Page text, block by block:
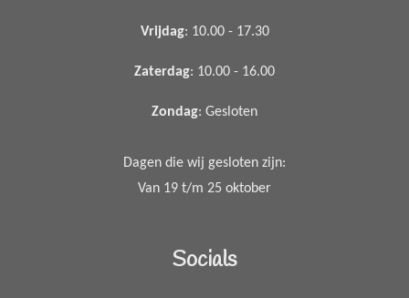
Vrijdag: 10.00 - 17.30
Zaterdag: 10.00 - 16.00
Zondag: Gesloten
Dagen die wij gesloten zijn:
Van 19 t/m 25 oktober
Socials